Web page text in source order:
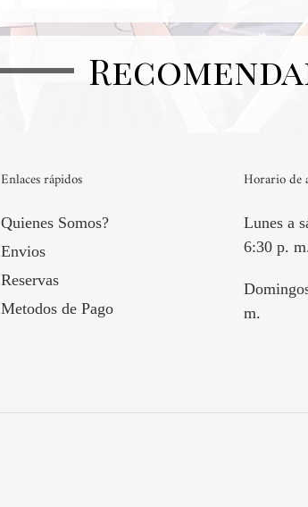
Enlaces rápidos
Quienes Somos?
Envios
Reservas
Metodos de Pago
Horario de
Lunes a
6:30 p.
m.